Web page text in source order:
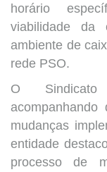
horário
viabilidade da
ambiente de
rede PSO.
O
mudanças
entidade
processo de